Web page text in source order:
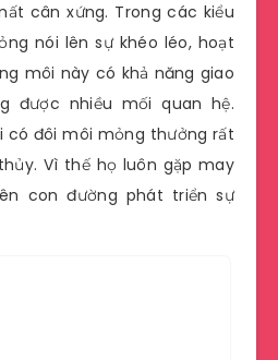
cân xứng. Trong các kiểu
nói lên sự khéo léo, hoạt
môi này có khả năng giao
được nhiều mối quan hệ.
có đôi môi mỏng thưởng rất
Vì thế họ luôn gặp may
con đường phát triển sự